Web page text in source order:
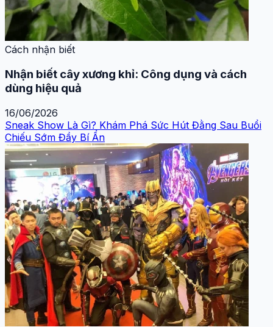
Cách nhận biết
Nhận biết cây xương khỉ: Công dụng và cách
dùng hiệu quả
16/06/2026
Sneak Show Là Gì? Khám Phá Sức Hút Đằng Sau Buổi
Chiếu Sớm Đầy Bí Ẩn